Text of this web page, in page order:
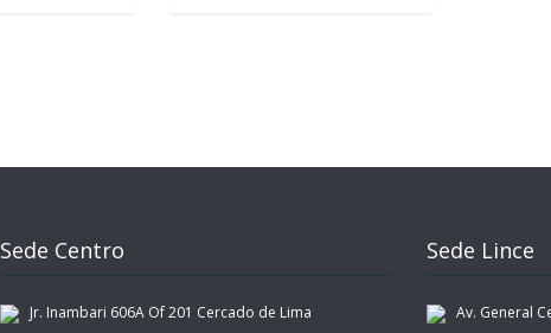
Sede Centro
Jr. Inambari 606A Of 201 Cercado de Lima
Sede Lince
Av. General